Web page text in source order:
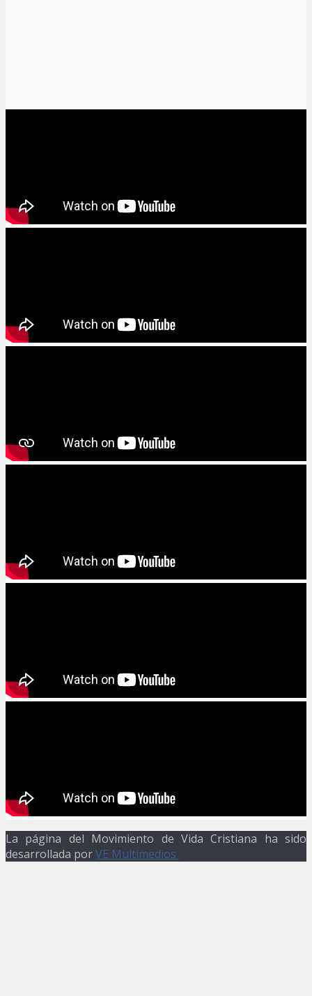
La página del Movimiento de Vida Cristiana ha sido
desarrollada porVE Multimedios